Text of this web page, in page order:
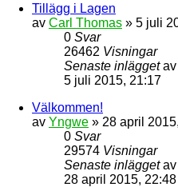
Tillägg i Lagen
av Carl Thomas » 5 juli
0 Svar
26462 Visningar
Senaste inläggetav
5 juli 2015, 21:17
Välkommen!
av Yngwe » 28 april
0 Svar
29574 Visningar
Senaste inläggetav
28 april 2015, 22:48